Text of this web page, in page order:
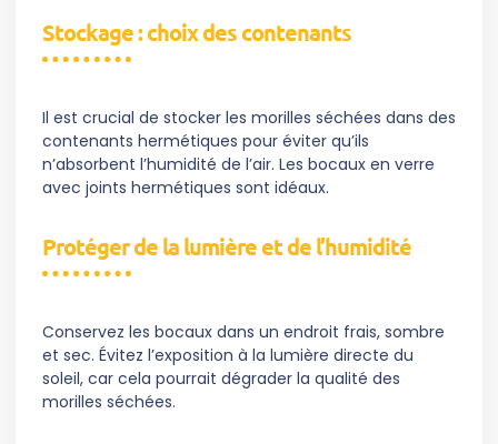
Stockage : choix des contenants
Il est crucial de stocker les morilles séchées dans des
contenants hermétiques pour éviter qu’ils
n’absorbent l’humidité de l’air. Les bocaux en verre
avec joints hermétiques sont idéaux.
Protéger de la lumière et de l’humidité
Conservez les bocaux dans un endroit frais, sombre
et sec. Évitez l’exposition à la lumière directe du
soleil, car cela pourrait dégrader la qualité des
morilles séchées.